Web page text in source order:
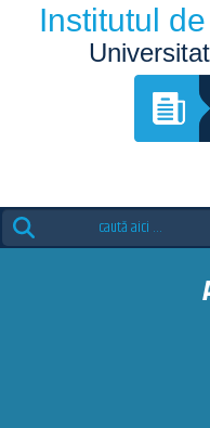
Institutul
Search
for: